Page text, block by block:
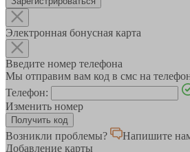
Электронная бонусная карта
Введите номер телефона
Мы отправим вам код в смс на
Телефон:
Изменить номер
Возникли проблемы?
Напишите
Добавление карты